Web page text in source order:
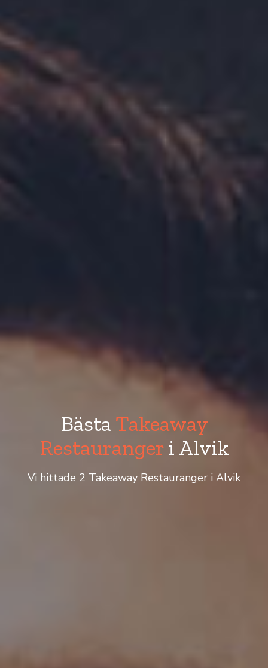
BästaTakeaway
Restaurangeri Alvik
Vi hittade 2 Takeaway Restauranger i Alvik